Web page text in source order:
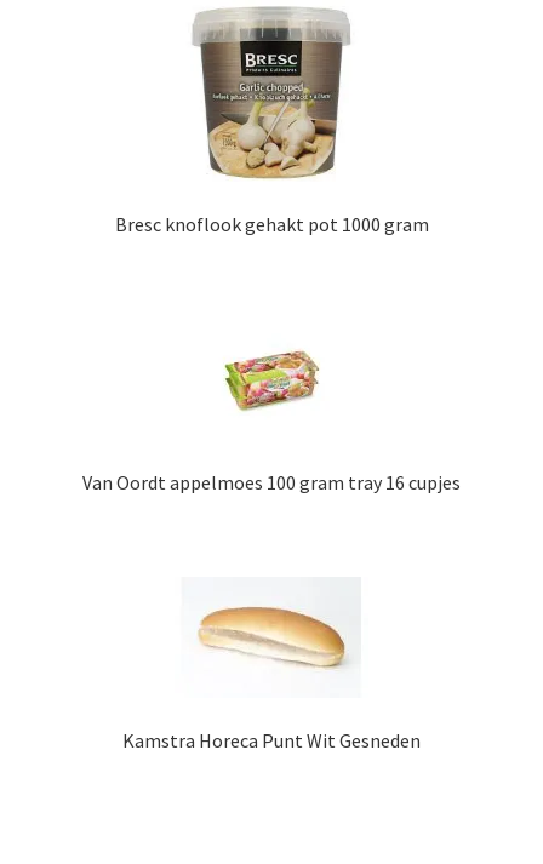
Bresc knoflook gehakt pot 1000 gram
Van Oordt appelmoes 100 gram tray 16 cupjes
Kamstra Horeca Punt Wit Gesneden